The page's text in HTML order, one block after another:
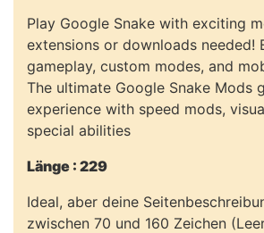
Play Google Snake with exciting
extensions or downloads needed!
gameplay, custom modes, and
The ultimate Google Snake Mods
experience with speed mods,
special abilities
Länge : 229
Ideal, aber deine
zwischen 70 und 160 Zeichen